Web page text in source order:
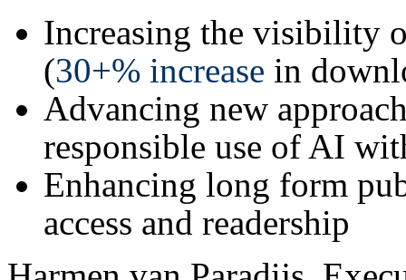
Increasing the visibility
(30+% increase in
Advancing new
responsible use of AI
Enhancing long form
access and readership